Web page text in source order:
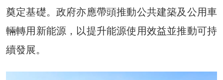
奠定基礎。政府亦應帶頭推動公共建築及公用車
輛轉用新能源，以提升能源使用效益並推動可持
續發展。